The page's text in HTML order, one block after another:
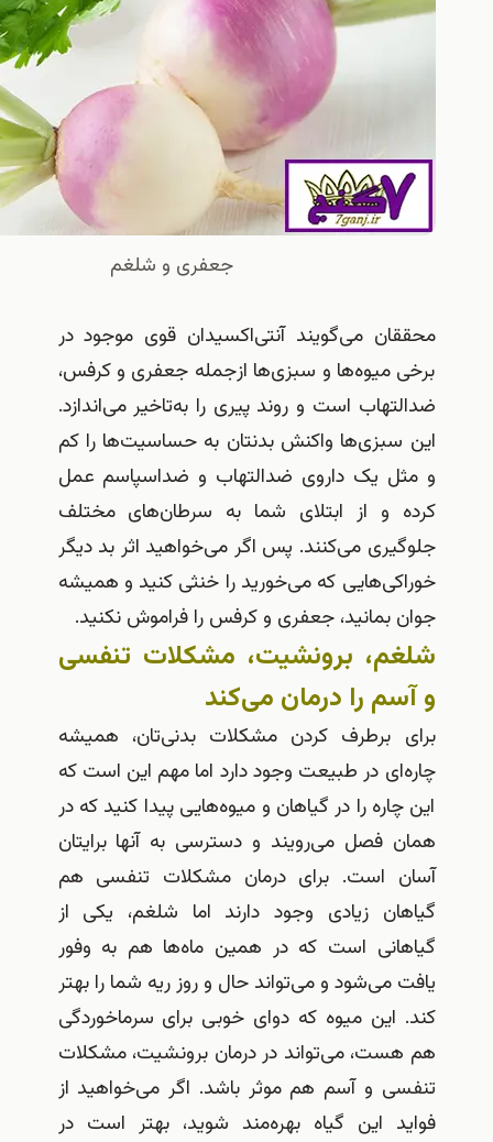
جعفری و شلغم
می‌گویند آنتی‌اکسیدان قوی موجود در
میوه‌ها و سبزی‌ها از‌جمله جعفری و کرفس،
است و روند پیری را به‌تاخیر می‌اندازد.
واکنش بدنتان به حساسیت‌ها را کم
یک داروی ضد‌التهاب و ضد‌اسپاسم عمل
و از ابتلای شما به سرطان‌های مختلف
می‌کنند. پس اگر می‌خواهید اثر بد دیگر
که می‌خورید را خنثی کنید و همیشه
بمانید، جعفری و کرفس را فراموش نکنید.
برونشیت، مشکلات تنفسی
را درمان می‌کند
برطرف کردن مشکلات بدنی‌تان، همیشه
در طبیعت وجود دارد اما مهم این است که
را در گیاهان و میوه‌هایی پیدا کنید که در
فصل می‌رویند و دسترسی به آنها برایتان
است. برای درمان مشکلات تنفسی هم
زیادی وجود دارند اما شلغم، یکی از
است که در همین ماه‌ها هم به وفور
می‌شود و می‌تواند حال و روز ریه شما را بهتر
میوه که دوای خوبی برای سرماخوردگی
می‌تواند در درمان برونشیت، مشکلات
و آسم هم موثر باشد. اگر می‌خواهید از
این گیاه بهره‌مند شوید، بهتر است در